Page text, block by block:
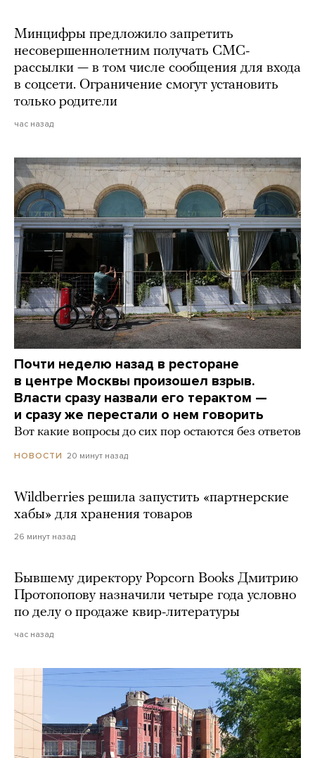
Минцифры предложило запретить
несовершеннолетним получать СМС-
рассылки — в том числе сообщения для входа
в соцсети. Ограничение смогут установить
только родители
час назад
Почти неделю назад в ресторане
в центре Москвы произошел взрыв.
Власти сразу назвали его терактом —
и сразу же перестали о нем говорить
Вот какие вопросы до сих пор остаются без ответов
НОВОСТИ 20 минут назад
Wildberries решила запустить «партнерские
хабы» для хранения товаров
26 минут назад
Бывшему директору Popcorn Books Дмитрию
Протопопову назначили четыре года условно
по делу о продаже квир-литературы
час назад